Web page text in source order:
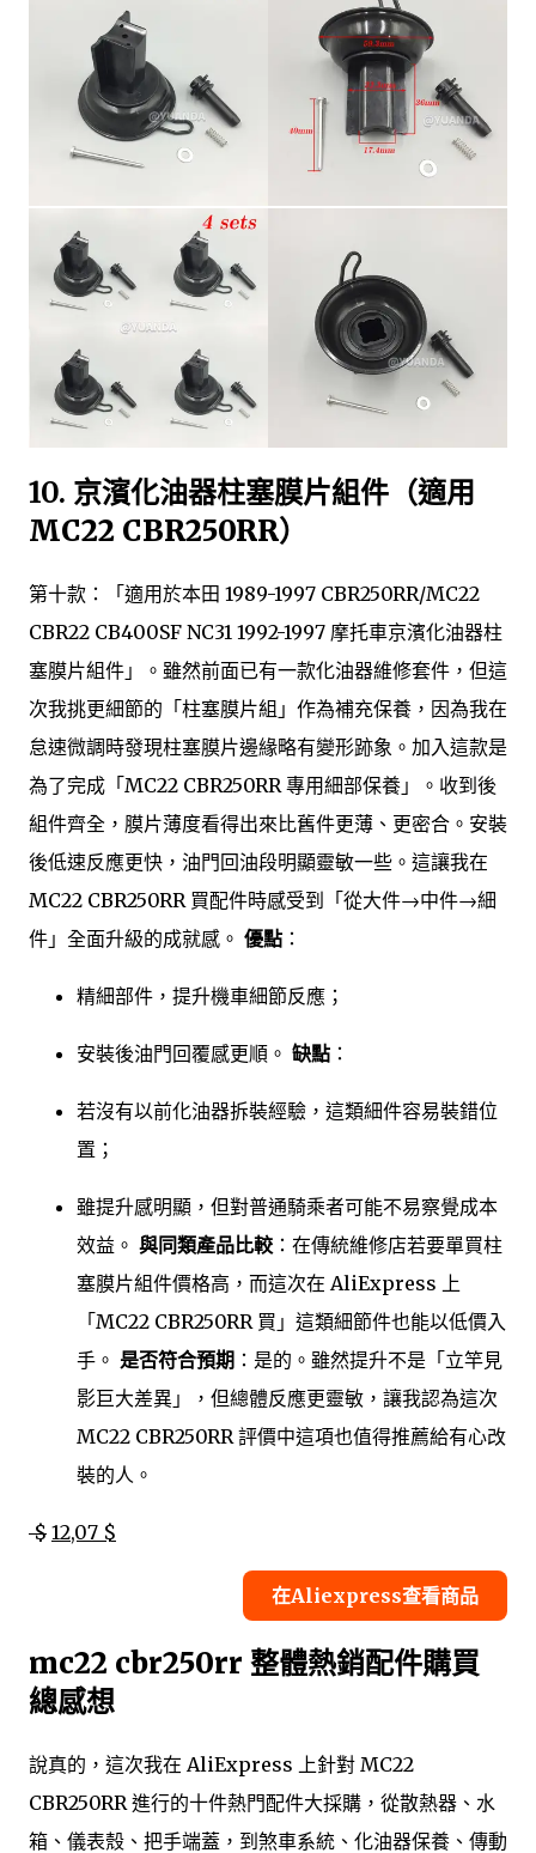
10. 京濱化油器柱塞膜片組件（適用
MC22 CBR250RR）
第十款：「適用於本田 1989-1997 CBR250RR/MC22
CBR22 CB400SF NC31 1992-1997 摩托車京濱化油器柱
塞膜片組件」。雖然前面已有一款化油器維修套件，但這
次我挑更細節的「柱塞膜片組」作為補充保養，因為我在
怠速微調時發現柱塞膜片邊緣略有變形跡象。加入這款是
為了完成「MC22 CBR250RR 專用細部保養」。收到後
組件齊全，膜片薄度看得出來比舊件更薄、更密合。安裝
後低速反應更快，油門回油段明顯靈敏一些。這讓我在
MC22 CBR250RR 買配件時感受到「從大件→中件→細
件」全面升級的成就感。 優點 ：
精細部件，提升機車細節反應；
安裝後油門回覆感更順。 缺點 ：
若沒有以前化油器拆裝經驗，這類細件容易裝錯位
置；
雖提升感明顯，但對普通騎乘者可能不易察覺成本
效益。 與同類產品比較 ：在傳統維修店若要單買柱
塞膜片組件價格高，而這次在 AliExpress 上
「MC22 CBR250RR 買」這類細節件也能以低價入
手。 是否符合預期 ：是的。雖然提升不是「立竿見
影巨大差異」，但總體反應更靈敏，讓我認為這次
MC22 CBR250RR 評價中這項也值得推薦給有心改
裝的人。
$ 12,07 $
在Aliexpress查看商品
mc22 cbr250rr 整體熱銷配件購買
總感想
說真的，這次我在 AliExpress 上針對 MC22
CBR250RR 進行的十件熱門配件大採購，從散熱器、水
箱、儀表殼、把手端蓋，到煞車系統、化油器保養、傳動